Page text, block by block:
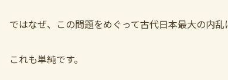
ではなぜ、この問題をめぐって古代日本最大の内
これも単純です。